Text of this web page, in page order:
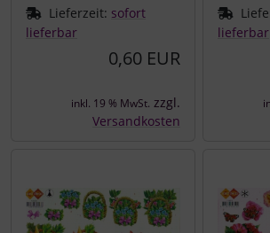
Lieferzeit: sofort
lieferbar
0,60 EUR
inkl. 19 % MwSt. zzgl.
Versandkosten
lieferbar